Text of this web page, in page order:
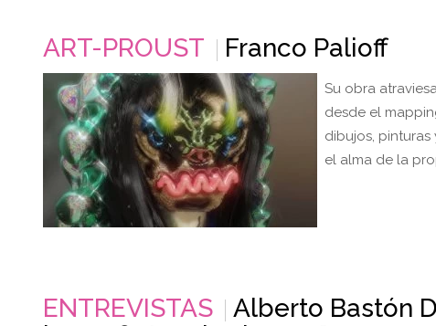
ART-PROUST Franco Palioff
Su obra
desde el
dibujos,
el alma de la
ENTREVISTAS
Alberto Bastón